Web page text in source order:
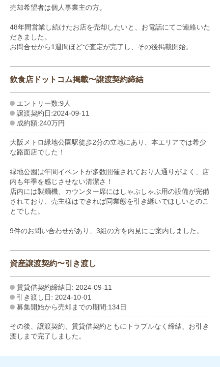
売却希望者は個人事業主の方。
48年間営業し続けたお店を売却したいと、お電話にてご連絡いた
だきました。
お問合せから1週間ほどで査定が完了し、その後掲載開始。
飲食店ドットコム掲載〜譲渡契約締結
エントリー数:9人
譲渡契約日:2024-09-11
成約額:240万円
大阪メトロ緑地公園駅徒歩2分の立地にあり、本エリアでは希少
な路面店でした！
緑地公園は年間イベントが多数開催されており人通りがよく、店
内も年季を感じさせない清潔さ！
店内には製麺機、カウンター席にはしゃぶしゃぶ用の設備が完備
されており、売主様はできれば同業態を引き継いでほしいとのこ
とでした。
9件のお問い合わせがあり、3組の方を内見にご案内しました。
資産譲渡契約〜引き渡し
賃貸借契約締結日: 2024-09-11
引き渡し日: 2024-10-01
募集開始から売却までの期間:134日
その後、譲渡契約、賃貸借契約ともにトラブルなく締結、お引き
渡しまで完了しました。